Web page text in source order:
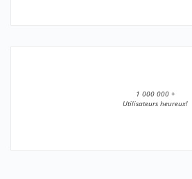
1 000 000 +
Utilisateurs heureux!